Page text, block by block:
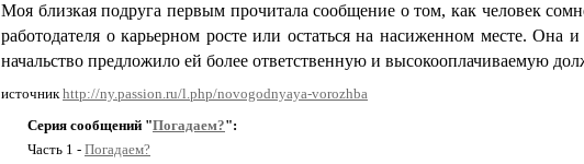
Моя близкая подруга первым прочитала сообщение о том, как человек
работодателя о карьерном росте или остаться на насиженном месте. Она
начальство предложило ей более ответственную и высокооплачиваемую
источникhttp://ny.passion.ru/l.php/novogodnyaya-vorozhba
Серия сообщений "Погадаем?":
Часть 1 - Погадаем?